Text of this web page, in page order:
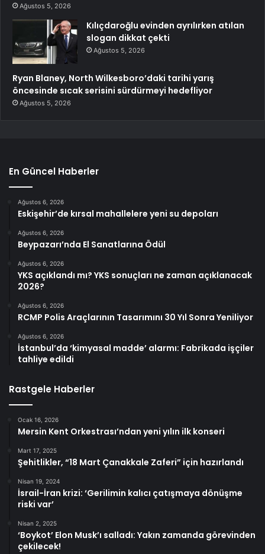
Ağustos 5, 2026
Kılıçdaroğlu evinden ayrılırken atılan
slogan dikkat çekti
Ağustos 5, 2026
Ryan Blaney, North Wilkesboro’daki tarihi yarış
öncesinde sıcak serisini sürdürmeyi hedefliyor
Ağustos 5, 2026
En Güncel Haberler
Ağustos 6, 2026
Eskişehir’de kırsal mahallelere yeni su depoları
Ağustos 6, 2026
Beypazarı’nda El Sanatlarına Ödül
Ağustos 6, 2026
YKS açıklandı mı? YKS sonuçları ne zaman açıklanacak
2026?
Ağustos 6, 2026
RCMP Polis Araçlarının Tasarımını 30 Yıl Sonra Yeniliyor
Ağustos 6, 2026
İstanbul’da ‘kimyasal madde’ alarmı: Fabrikada işçiler
tahliye edildi
Rastgele Haberler
Ocak 16, 2026
Mersin Kent Orkestrası’ndan yeni yılın ilk konseri
Mart 17, 2025
Şehitlikler, “18 Mart Çanakkale Zaferi” için hazırlandı
Nisan 19, 2024
İsrail-İran krizi: ‘Gerilimin kalıcı çatışmaya dönüşme
riski var’
Nisan 2, 2025
‘Boykot’ Elon Musk’ı salladı: Yakın zamanda görevinden
çekilecek!